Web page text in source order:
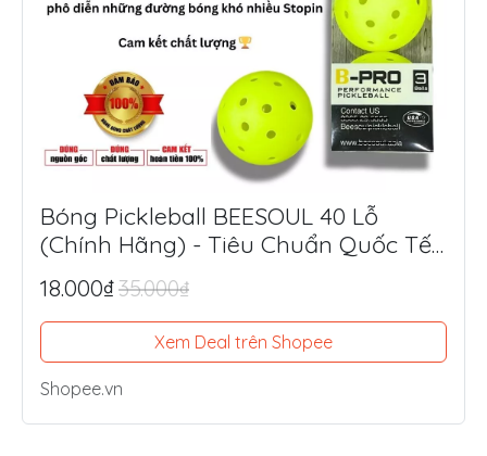
Bóng Pickleball BEESOUL 40 Lỗ
(Chính Hãng) - Tiêu Chuẩn Quốc Tế,
Chuyên Thi Đấu & Tập Luyện Ngoài
Trời
18.000₫35.000₫
Xem Deal trên Shopee
Shopee.vn